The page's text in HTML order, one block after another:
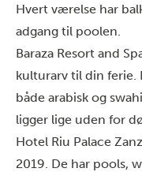
Hvert værelse har
adgang til poolen.
Baraza Resort and
kulturarv til din ferie.
både arabisk og
ligger lige uden for
Hotel Riu Palace
2019. De har pools,